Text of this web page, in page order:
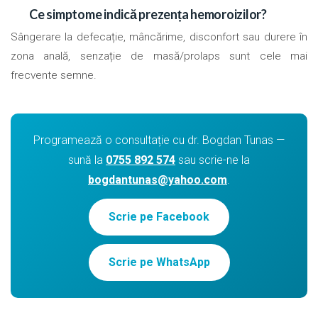
Ce simptome indică prezența hemoroizilor?
Sângerare la defecație, mâncărime, disconfort sau durere în
zona anală, senzație de masă/prolaps sunt cele mai
frecvente semne.
Programează o consultație cu dr. Bogdan Tunas —
sună la 0755 892 574 sau scrie-ne la
bogdantunas@yahoo.com.
Scrie pe Facebook
Scrie pe WhatsApp